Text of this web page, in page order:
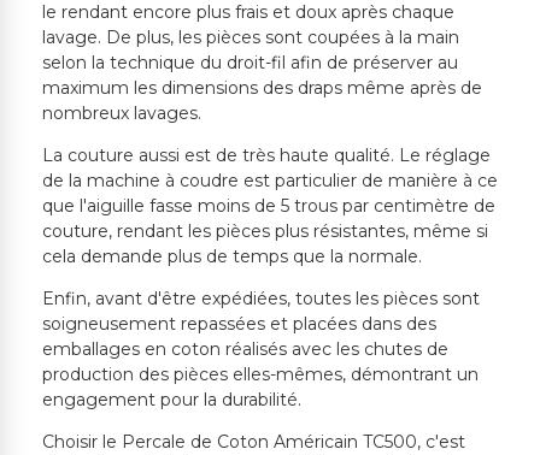
le rendant encore plus frais et doux après chaque
lavage. De plus, les pièces sont coupées à la main
selon la technique du droit-fil afin de préserver au
maximum les dimensions des draps même après de
nombreux lavages.
La couture aussi est de très haute qualité. Le réglage
de la machine à coudre est particulier de manière à ce
que l'aiguille fasse moins de 5 trous par centimètre de
couture, rendant les pièces plus résistantes, même si
cela demande plus de temps que la normale.
Enfin, avant d'être expédiées, toutes les pièces sont
soigneusement repassées et placées dans des
emballages en coton réalisés avec les chutes de
production des pièces elles-mêmes, démontrant un
engagement pour la durabilité.
Choisir le Percale de Coton Américain TC500, c'est